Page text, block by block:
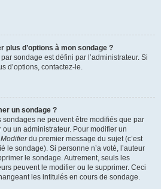
plus d’options à mon sondage ?
sondage est défini par l’administrateur. Si
d’options, contactez-le.
un sondage ?
ne peuvent être modifiés que par
un administrateur. Pour modifier un
Modifierdu premier message du sujet (c’est
le sondage). Si personne n’a voté, l’auteur
le sondage. Autrement, seuls les
peuvent le modifier ou le supprimer. Ceci
les intitulés en cours de sondage.